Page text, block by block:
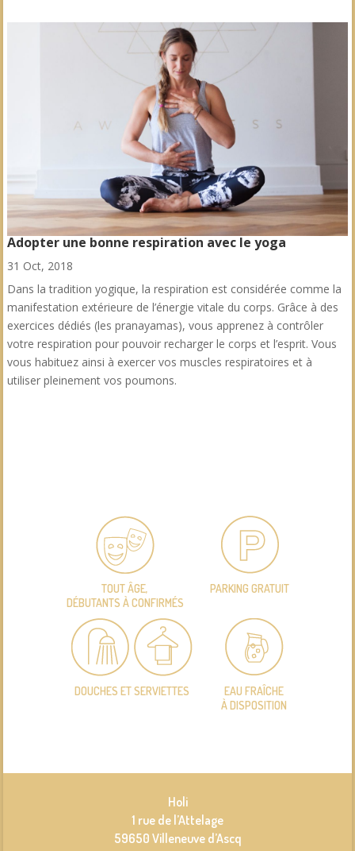
Adopter une bonne respiration avec le yoga
31 Oct, 2018
Dans la tradition yogique, la respiration est considérée comme la
manifestation extérieure de l’énergie vitale du corps. Grâce à des
exercices dédiés (les pranayamas), vous apprenez à contrôler
votre respiration pour pouvoir recharger le corps et l’esprit. Vous
vous habituez ainsi à exercer vos muscles respiratoires et à
utiliser pleinement vos poumons.
TOUT ÂGE,
DÉBUTANTS À CONFIRMÉS
PARKING GRATUIT
DOUCHES ET SERVIETTES
EAU FRAÎCHE
À DISPOSITION
Holi
1 rue de l’Attelage
59650 Villeneuve d’Ascq